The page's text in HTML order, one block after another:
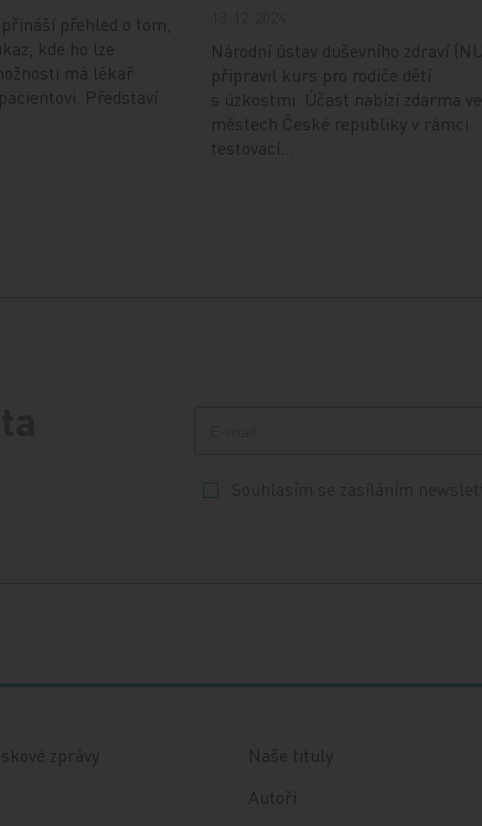
přehled o tom,
kde ho lze
má lékař
Představí
Národní ústav duševního zdraví
připravil kurs pro rodiče dětí
s úzkostmi. Účast nabízí zdarma
městech České republiky v rámci
testovací…
zprávy
Naše tituly
Autoři